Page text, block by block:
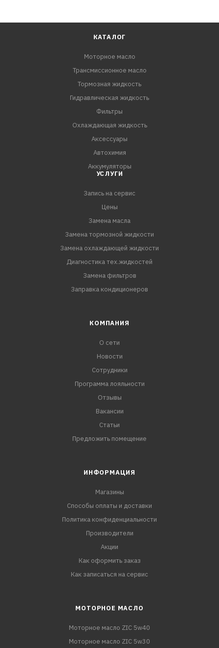
КАТАЛОГ
Моторное масло
Трансмиссионное масло
Тормозная жидкость
Гидравлическая жидкость
Фильтры
Охлаждающая жидкость
Аксессуары
Автохимия
Аккумуляторы
УСЛУГИ
Запись на сервис
Цены
Замена масла
Замена тормозной жидкости
Замена охлаждающей жидкости
Диагностика тех.жидкостей
Замена фильтров
Заправка кондиционеров
КОМПАНИЯ
О сети
Новости
Сотрудники
Программа лояльности
Отзывы
Вакансии
Статьи
Предложить помещение
ИНФОРМАЦИЯ
Магазины
Способы оплаты и доставки
Политика конфиденциальности
Производители
Акции
Как оформить заказ
Как записаться на сервис
МОТОРНОЕ МАСЛО
Моторное масло ZIC 5w40
Моторное масло ZIC 5w30